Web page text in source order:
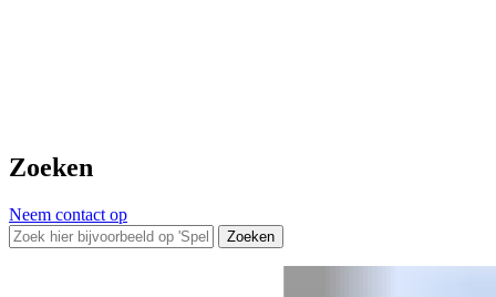
Zoeken
Neem contact op
Zoeken